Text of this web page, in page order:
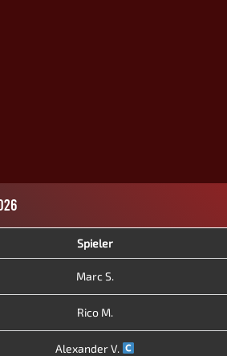
Spieler
Marc S.
Rico M.
Alexander V.